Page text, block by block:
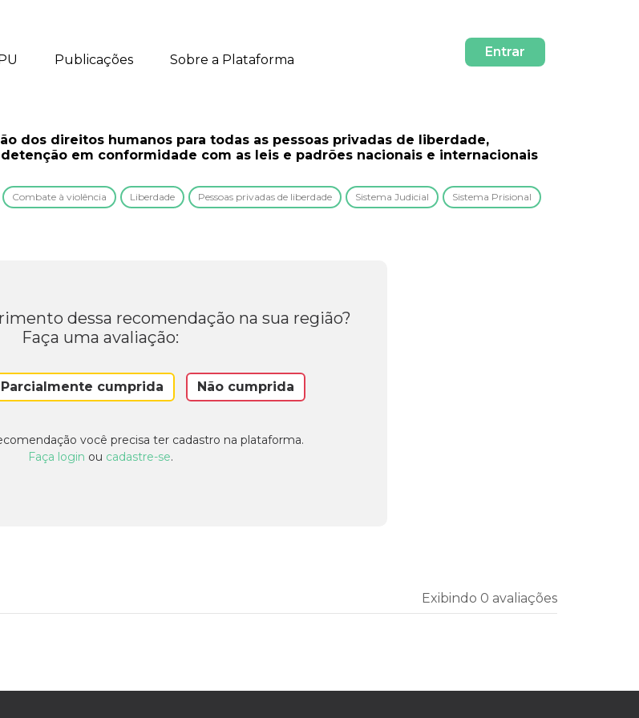
Publicações Sobre a Plataforma
Entrar
dos direitos humanos para todas as pessoas privadas de liberdade,
em conformidade com as leis e padrões nacionais e internacionais
Combate à violência Liberdade Pessoas privadas de liberdade Sistema Judicial Sistema Prisional
dessa recomendação na sua região?
Faça uma avaliação:
Parcialmente cumprida Não cumprida
você precisa ter cadastro na plataforma.
Faça login ou cadastre-se.
Exibindo 0 avaliações